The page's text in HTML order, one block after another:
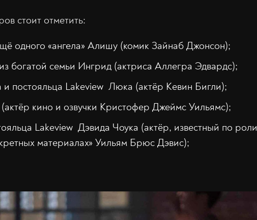
стоит отметить:
одного «ангела» Алишу (комик Зайнаб Джонсон);
богатой семьи Ингрид (актриса Аллегра Эдвардс);
постояльца Lakeview Люка (актёр Кевин Бигли);
кино и озвучки Кристофер Джеймс Уильямс);
Lakeview Дэвида Чоука (актёр, известный по роли
материалах» Уильям Брюс Дэвис);